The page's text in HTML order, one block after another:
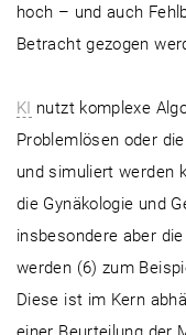
hoch – und auch
Betracht gezogen
KI nutzt komplexe
Problemlösen oder
und simuliert werden
die Gynäkologie und
insbesondere aber
werden (6) zum
Diese ist im Kern